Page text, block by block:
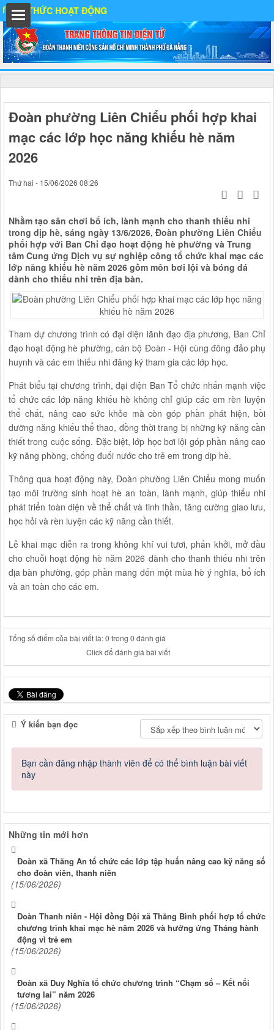
HOẠT ĐỘNG
Đoàn phường Liên Chiểu phối hợp khai
mạc các lớp học năng khiếu hè năm
2026
Thứ hai - 15/06/2026 08:26
Nhằm tạo sân chơi bổ ích, lành mạnh cho thanh thiếu nhi
trong dịp hè, sáng ngày 13/6/2026, Đoàn phường Liên Chiểu
phối hợp với Ban Chỉ đạo hoạt động hè phường và Trung
tâm Cung ứng Dịch vụ sự nghiệp công tổ chức khai mạc các
lớp năng khiếu hè năm 2026 gồm môn bơi lội và bóng đá
dành cho thiếu nhi trên địa bàn.
Tham dự chương trình có đại diện lãnh đạo địa phương, Ban Chỉ
đạo hoạt động hè phường, cán bộ Đoàn - Hội cùng đông đảo phụ
huynh và các em thiếu nhi đăng ký tham gia các lớp học.
Phát biểu tại chương trình, đại diện Ban Tổ chức nhấn mạnh việc
tổ chức các lớp năng khiếu hè không chỉ giúp các em rèn luyện
thể chất, nâng cao sức khỏe mà còn góp phần phát hiện, bồi
dưỡng năng khiếu thể thao, đồng thời trang bị những kỹ năng cần
thiết trong cuộc sống. Đặc biệt, lớp học bơi lội góp phần nâng cao
kỹ năng phòng, chống đuối nước cho trẻ em trong dịp hè.
Thông qua hoạt động này, Đoàn phường Liên Chiểu mong muốn
tạo môi trường sinh hoạt hè an toàn, lành mạnh, giúp thiếu nhi
phát triển toàn diện về thể chất và tinh thần, tăng cường giao lưu,
học hỏi và rèn luyện các kỹ năng cần thiết.
Lễ khai mạc diễn ra trong không khí vui tươi, phấn khởi, mở đầu
cho chuỗi hoạt động hè năm 2026 dành cho thanh thiếu nhi trên
địa bàn phường, góp phần mang đến một mùa hè ý nghĩa, bổ ích
và an toàn cho các em.
Tổng số điểm của bài viết là: 0 trong 0 đánh giá
Click để đánh giá bài viết
Ý kiến bạn đọc
Bạn cần đăng nhập thành viên để có thể bình luận bài viết
này
Những tin mới hơn
Đoàn xã Thăng An tổ chức các lớp tập huấn nâng cao kỹ năng số
cho đoàn viên, thanh niên
(15/06/2026)
Đoàn Thanh niên - Hội đồng Đội xã Thăng Bình phối hợp tổ chức
chương trình khai mạc hè năm 2026 và hưởng ứng Tháng hành
động vì trẻ em
(15/06/2026)
Đoàn xã Duy Nghĩa tổ chức chương trình “Chạm số – Kết nối
tương lai” năm 2026
(15/06/2026)